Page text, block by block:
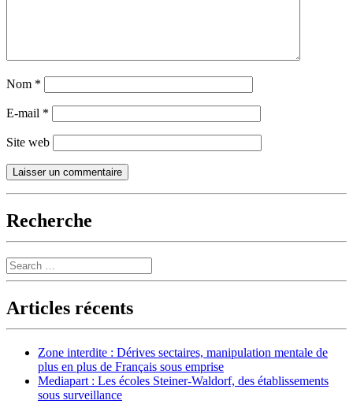
Nom *
E-mail *
Site web
Recherche
Search
Articles récents
Zone interdite : Dérives sectaires, manipulation mentale de
plus en plus de Français sous emprise
Mediapart : Les écoles Steiner-Waldorf, des établissements
sous surveillance